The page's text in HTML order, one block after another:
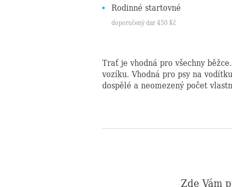
Rodinné startovné
doporučený dar450 Kč
Trať je vhodná pro všechny
vozíku. Vhodná pro psy na
dospělé a neomezený počet
Zde Vám